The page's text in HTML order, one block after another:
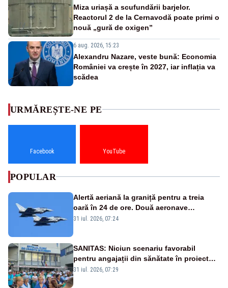
Miza uriașă a scufundării barjelor.
Reactorul 2 de la Cernavodă poate primi o
nouă „gură de oxigen”
6 aug. 2026, 15:23
Alexandru Nazare, veste bună: Economia
României va crește în 2027, iar inflația va
scădea
URMĂREȘTE-NE PE
Facebook YouTube
POPULAR
Alertă aeriană la graniță pentru a treia
oară în 24 de ore. Două aeronave
Eurofighter britanice au fost ridicate de la
31 iul. 2026, 07:24
SANITAS: Niciun scenariu favorabil
pentru angajații din sănătate în proiectul
Legii salarizării
31 iul. 2026, 07:29